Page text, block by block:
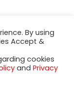
By using
Accept &
cookies
and Privacy